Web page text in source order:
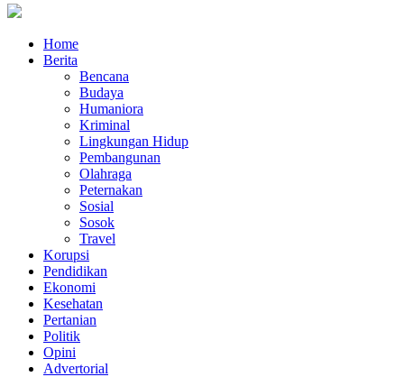
Home
Berita
Bencana
Budaya
Humaniora
Kriminal
Lingkungan Hidup
Pembangunan
Olahraga
Peternakan
Sosial
Sosok
Travel
Korupsi
Pendidikan
Ekonomi
Kesehatan
Pertanian
Politik
Opini
Advertorial